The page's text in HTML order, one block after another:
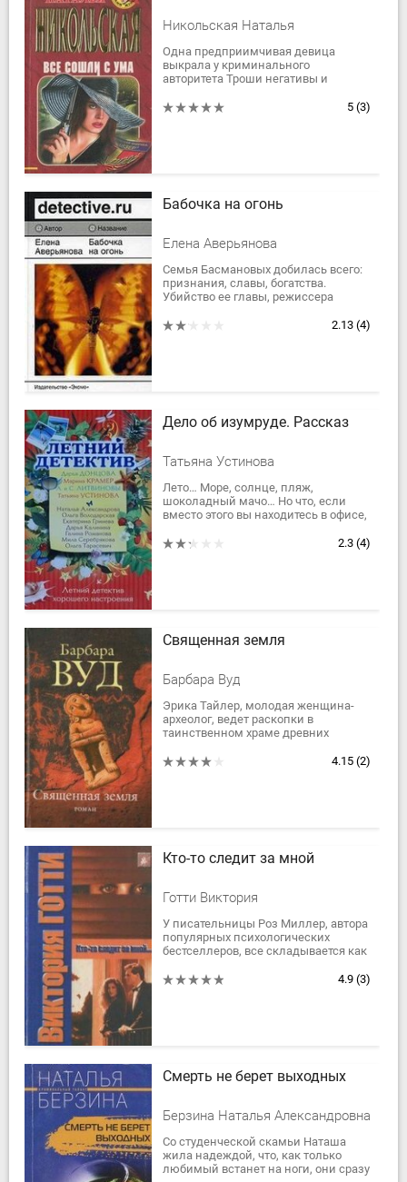
Никольская Наталья
Одна предприимчивая девица
выкрала у криминального
авторитета Троши негативы и
очень влиятельного чиновника, и5 (3)
Бабочка на огонь
Елена Аверьянова
Семья Басмановых добилась всего:
признания, славы, богатства.
Убийство ее главы, режиссера
жизнь этого хрупкого мирка.
2.13 (4)
Дело об изумруде. Рассказ
Татьяна Устинова
Лето… Море, солнце, пляж,
шоколадный мачо… Но что, если
вместо этого вы находитесь в офисе,
На тот и другой случай издательство
2.3 (4)
Священная земля
Барбара Вуд
Эрика Тайлер, молодая женщина-
археолог, ведет раскопки в
таинственном храме древних
имеет свою историю, сопряженную
4.15 (2)
Кто-то следит за мной
Готти Виктория
У писательницы Роз Миллер, автора
популярных психологических
бестселлеров, все складывается как
богатый любящий муж,
4.9 (3)
Смерть не берет выходных
Берзина Наталья Александровна
Со студенческой скамьи Наташа
жила надеждой, что, как только
любимый встанет на ноги, они сразу